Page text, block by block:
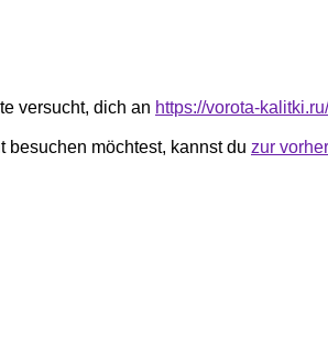
versucht, dich an https://vorota-
besuchen möchtest, kannst du zur